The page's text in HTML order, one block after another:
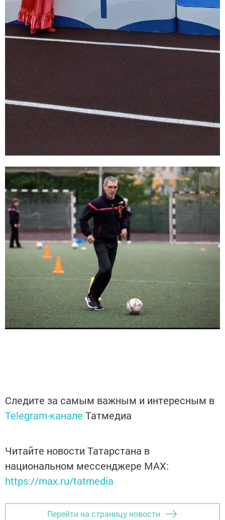
Следите за самым важным и интересным в
Telegram-канале Татмедиа
Читайте новости Татарстана в
национальном мессенджере MАХ:
https://max.ru/tatmedia
Перейти на страницу новости